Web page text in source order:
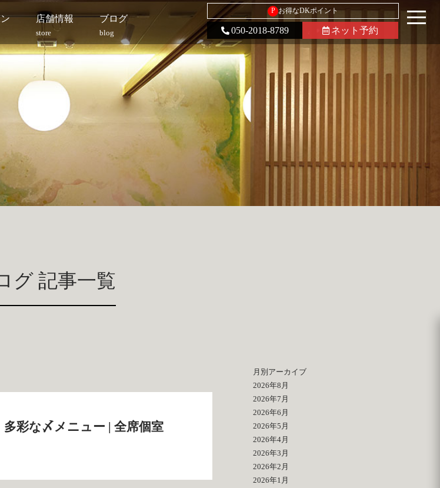
店舗情報
store
ブログ
blog
P お得なDKポイント
050-2018-8789 ネット予約
グ 記事一覧
彩な〆メニュー | 全席個室
月別アーカイブ
2026年8月
2026年7月
2026年6月
2026年5月
2026年4月
2026年3月
2026年2月
2026年1月